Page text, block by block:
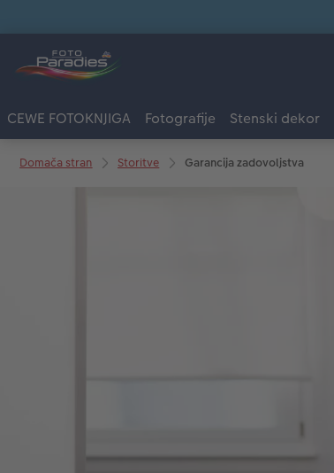
CEWE FOTOKNJIGA Fotografije Stenski dekor
Domača stran Storitve Garancija zadovoljstva